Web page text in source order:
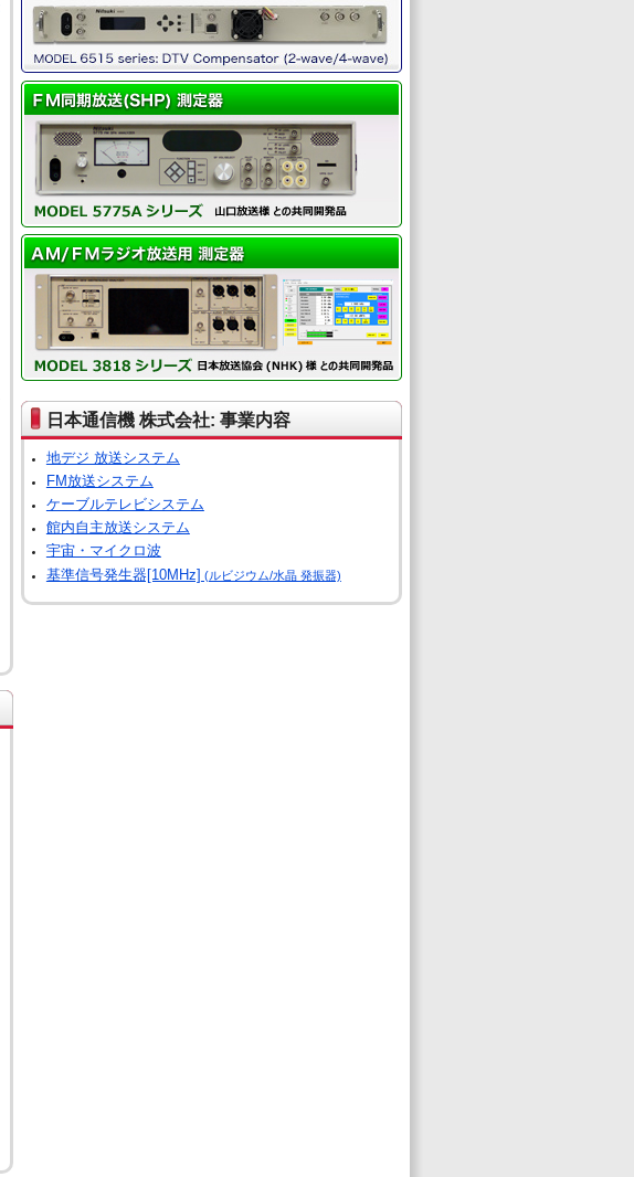
日本通信機 株式会社: 事業内容
地デジ 放送システム
FM放送システム
ケーブルテレビシステム
館内自主放送システム
宇宙・マイクロ波
基準信号発生器[10MHz] (ルビジウム/水晶 発振器)